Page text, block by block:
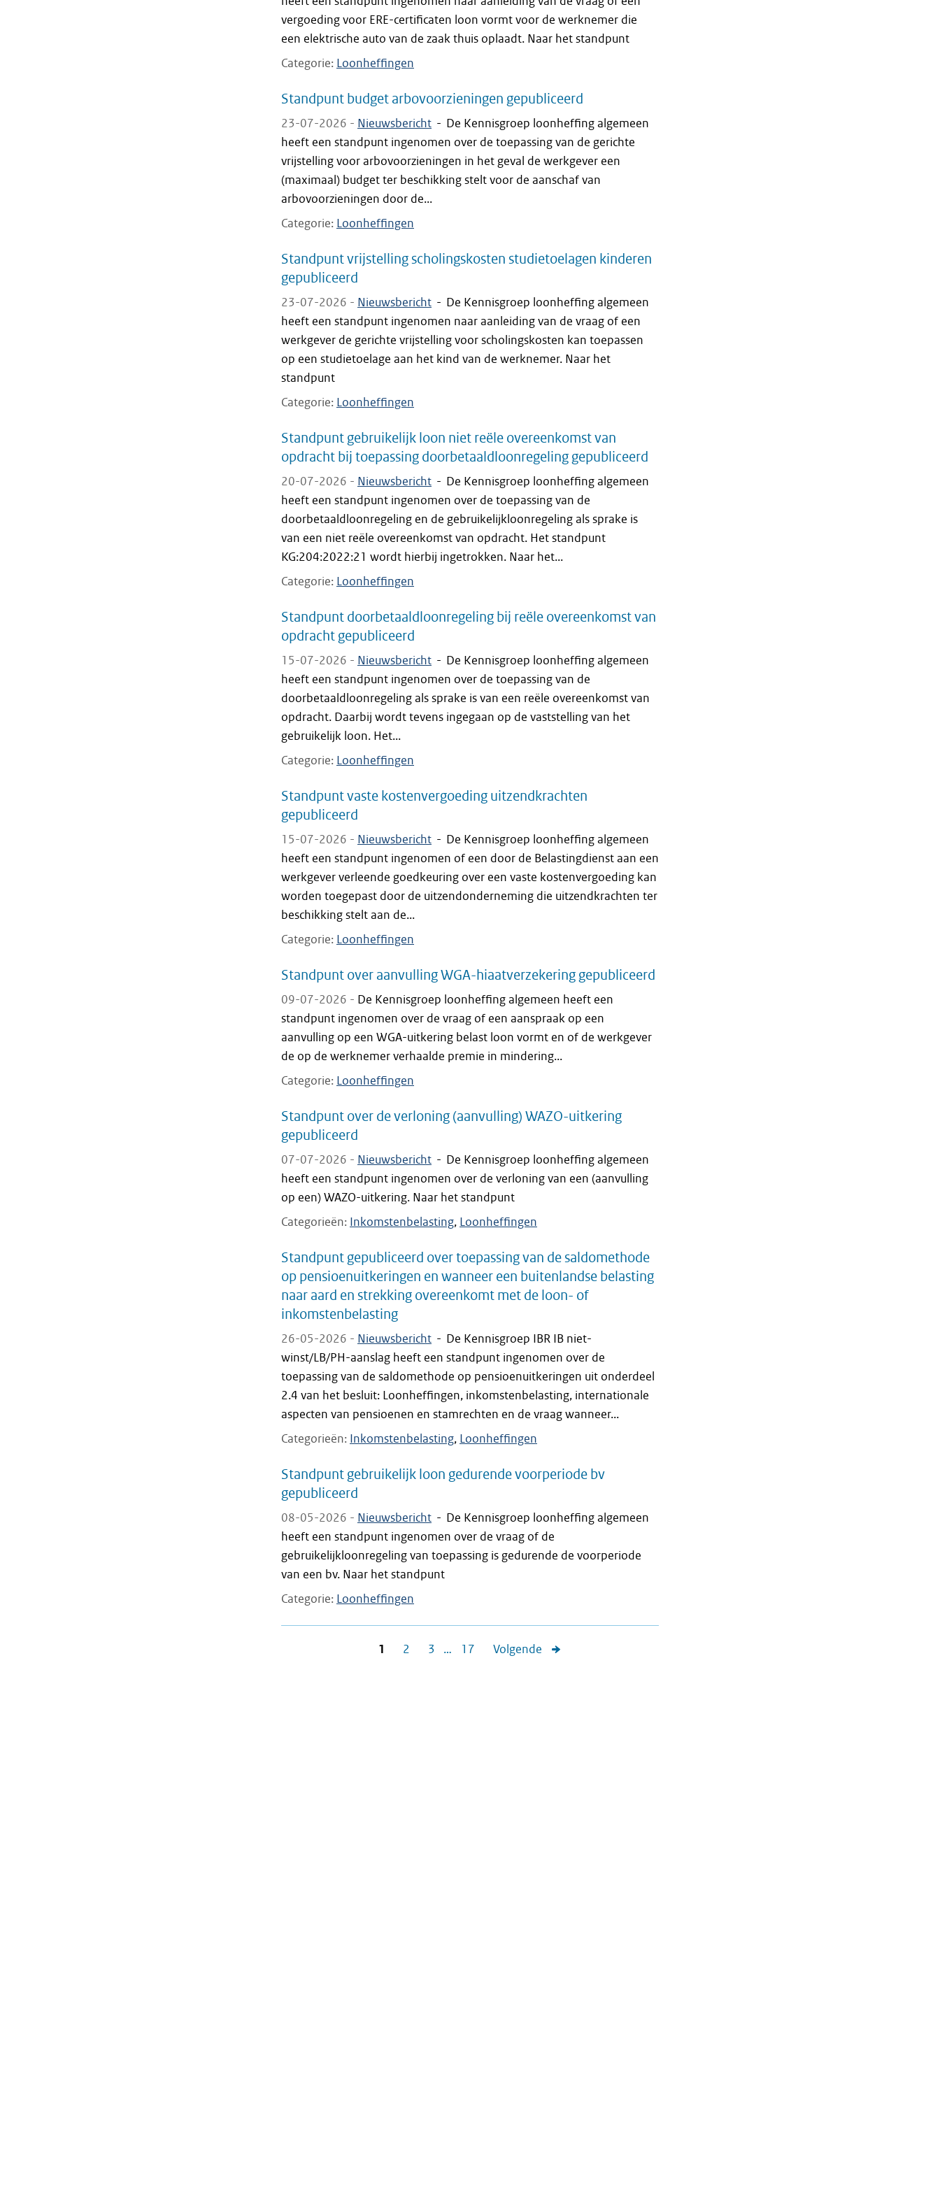
vergoeding voor ERE-certificaten loon vormt voor de werknemer die
een elektrische auto van de zaak thuis oplaadt. Naar het standpunt
Categorie Loonheffingen
Standpunt budget arbovoorzieningen gepubliceerd
23-07-2026 - Nieuwsbericht - De Kennisgroep loonheffing algemeen
heeft een standpunt ingenomen over de toepassing van de gerichte
vrijstelling voor arbovoorzieningen in het geval de werkgever een
(maximaal) budget ter beschikking stelt voor de aanschaf van
arbovoorzieningen door de...
Categorie Loonheffingen
Standpunt vrijstelling scholingskosten studietoelagen kinderen
gepubliceerd
23-07-2026 - Nieuwsbericht - De Kennisgroep loonheffing algemeen
heeft een standpunt ingenomen naar aanleiding van de vraag of een
werkgever de gerichte vrijstelling voor scholingskosten kan toepassen
op een studietoelage aan het kind van de werknemer. Naar het
standpunt
Categorie Loonheffingen
Standpunt gebruikelijk loon niet reële overeenkomst van
opdracht bij toepassing doorbetaaldloonregeling gepubliceerd
20-07-2026 - Nieuwsbericht - De Kennisgroep loonheffing algemeen
heeft een standpunt ingenomen over de toepassing van de
doorbetaaldloonregeling en de gebruikelijkloonregeling als sprake is
van een niet reële overeenkomst van opdracht. Het standpunt
KG:204:2022:21 wordt hierbij ingetrokken. Naar het...
Categorie Loonheffingen
Standpunt doorbetaaldloonregeling bij reële overeenkomst van
opdracht gepubliceerd
15-07-2026 - Nieuwsbericht - De Kennisgroep loonheffing algemeen
heeft een standpunt ingenomen over de toepassing van de
doorbetaaldloonregeling als sprake is van een reële overeenkomst van
opdracht. Daarbij wordt tevens ingegaan op de vaststelling van het
gebruikelijk loon. Het...
Categorie Loonheffingen
Standpunt vaste kostenvergoeding uitzendkrachten
gepubliceerd
15-07-2026 - Nieuwsbericht - De Kennisgroep loonheffing algemeen
heeft een standpunt ingenomen of een door de Belastingdienst aan een
werkgever verleende goedkeuring over een vaste kostenvergoeding kan
worden toegepast door de uitzendonderneming die uitzendkrachten ter
beschikking stelt aan de...
Categorie Loonheffingen
Standpunt over aanvulling WGA-hiaatverzekering gepubliceerd
09-07-2026 - De Kennisgroep loonheffing algemeen heeft een
standpunt ingenomen over de vraag of een aanspraak op een
aanvulling op een WGA-uitkering belast loon vormt en of de werkgever
de op de werknemer verhaalde premie in mindering...
Categorie Loonheffingen
Standpunt over de verloning (aanvulling) WAZO-uitkering
gepubliceerd
07-07-2026 - Nieuwsbericht - De Kennisgroep loonheffing algemeen
heeft een standpunt ingenomen over de verloning van een (aanvulling
op een) WAZO-uitkering. Naar het standpunt
Categorieën Inkomstenbelasting Loonheffingen
Standpunt gepubliceerd over toepassing van de saldomethode
op pensioenuitkeringen en wanneer een buitenlandse belasting
naar aard en strekking overeenkomt met de loon- of
inkomstenbelasting
26-05-2026 - Nieuwsbericht - De Kennisgroep IBR IB niet-
winst/LB/PH-aanslag heeft een standpunt ingenomen over de
toepassing van de saldomethode op pensioenuitkeringen uit onderdeel
2.4 van het besluit: Loonheffingen, inkomstenbelasting, internationale
aspecten van pensioenen en stamrechten en de vraag wanneer...
Categorieën Inkomstenbelasting Loonheffingen
Standpunt gebruikelijk loon gedurende voorperiode bv
gepubliceerd
08-05-2026 - Nieuwsbericht - De Kennisgroep loonheffing algemeen
heeft een standpunt ingenomen over de vraag of de
gebruikelijkloonregeling van toepassing is gedurende de voorperiode
van een bv. Naar het standpunt
Categorie Loonheffingen
1 2 3 … 17 Volgende